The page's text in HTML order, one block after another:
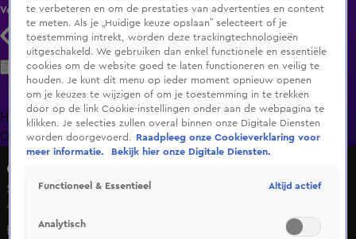
Volg KIJK
Zoeken
HomeUitzending Gemist Programma's De Bondgenoten
OranjezomerLivestreamsShop
Overtreders
Seizoen 10, aflevering 36
4 juni 2025, 20:26
Er ontstaat ruzie in de straten van Amsterdam. Fietsers in
te verbeteren en om de prestaties van advertenties en content
te meten. Als je „Huidige keuze opslaan” selecteert of je
toestemming intrekt, worden deze trackingtechnologieën
uitgeschakeld. We gebruiken dan enkel functionele en essentiële
cookies om de website goed te laten functioneren en veilig te
houden. Je kunt dit menu op ieder moment opnieuw openen
om je keuzes te wijzigen of om je toestemming in te trekken
door op de link Cookie-instellingen onder aan de webpagina te
klikken. Je selecties zullen overal binnen onze Digitale Diensten
worden doorgevoerd.
Raadpleeg onze Cookieverklaring voor
meer informatie.
Bekijk hier onze Digitale Diensten.
Functioneel & Essentieel Altijd actief
Analytisch